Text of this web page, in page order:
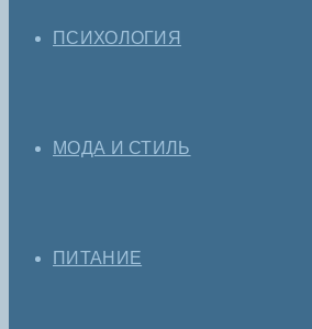
ПСИХОЛОГИЯ
МОДА И СТИЛЬ
ПИТАНИЕ